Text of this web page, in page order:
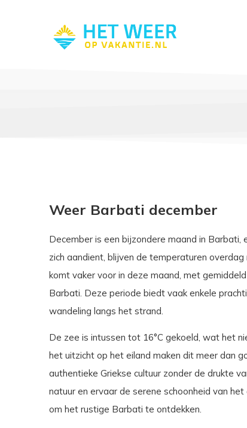
Weer Barbati december
December is een bijzondere maand in
zich aandient, blijven de temperaturen overdag
komt vaker voor in deze maand, met
Barbati. Deze periode biedt vaak enkele
wandeling langs het strand.
De zee is intussen tot 16°C gekoeld, wat het
het uitzicht op het eiland maken dit meer dan
authentieke Griekse cultuur zonder de drukte
natuur en ervaar de serene schoonheid van
om het rustige Barbati te ontdekken.